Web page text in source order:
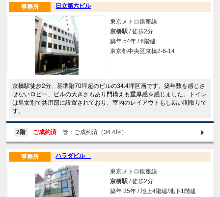
日立第六ビル
事務所
東京メトロ銀座線
京橋駅 / 徒歩2分
築年 54年 / 6階建
東京都中央区京橋2-6-14
京橋駅徒歩2分、基準階70坪超のビルの34.4坪区画です。築年数を感じさ
せないロビー、ビルの大きさもあり門構えも重厚感を感じました。トイレ
は男女別で共用部に設置されており、室内のレイアウトもし易い間取りで
す。
2階 ご成約済 管：ご成約済（34.4坪）
ハラダビル
事務所
東京メトロ銀座線
京橋駅 / 徒歩2分
築年 35年 / 地上4階建/地下1階建